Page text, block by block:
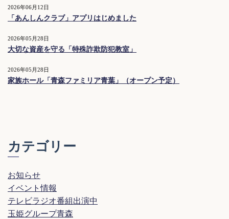
2026年06月12日
「あんしんクラブ」アプリはじめました
2026年05月28日
大切な資産を守る「特殊詐欺防犯教室」
2026年05月28日
家族ホール「青森ファミリア青葉」（オープン予定）
カテゴリー
お知らせ
イベント情報
テレビラジオ番組出演中
玉姫グループ青森